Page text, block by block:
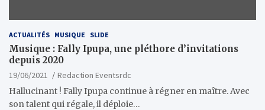
ACTUALITÉS MUSIQUE SLIDE
Musique : Fally Ipupa, une pléthore d’invitations
depuis 2020
19/06/2021
Redaction Eventsrdc
Hallucinant ! Fally Ipupa continue à régner en maître. Avec
son talent qui régale, il déploie…